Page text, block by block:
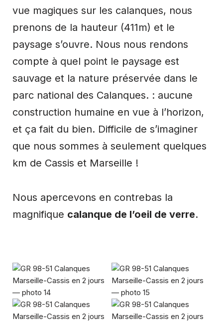
vue magiques sur les calanques, nous
prenons de la hauteur (411m) et le
paysage s’ouvre. Nous nous rendons
compte à quel point le paysage est
sauvage et la nature préservée dans le
parc national des Calanques. : aucune
construction humaine en vue à l’horizon,
et ça fait du bien. Difficile de s’imaginer
que nous sommes à seulement quelques
km de Cassis et Marseille !
Nous apercevons en contrebas la
magnifique calanque de l’oeil de verre.